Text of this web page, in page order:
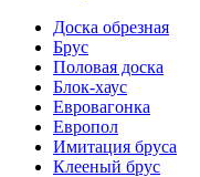
Доска обрезная
Брус
Половая доска
Блок-хаус
Евровагонка
Европол
Имитация бруса
Клееный брус